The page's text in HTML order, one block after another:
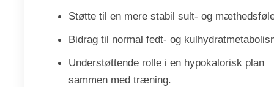
Støtte til en mere stabil sult- og
Bidrag til normal fedt- og
Understøttende rolle i en hypokalorisk plan
sammen med træning.